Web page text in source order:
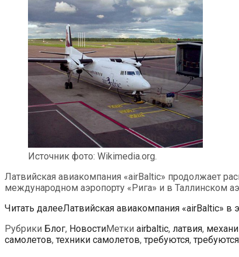
Источник фото: Wikimedia.org.
Латвийская авиакомпания «airBaltic» продолжает
международном аэропорту «Рига» и в Таллинском
Читать далееЛатвийская авиакомпания «airBaltic» в
Рубрики Блог, НовостиМетки airbaltic, латвия,
самолетов, техники самолетов, требуются,